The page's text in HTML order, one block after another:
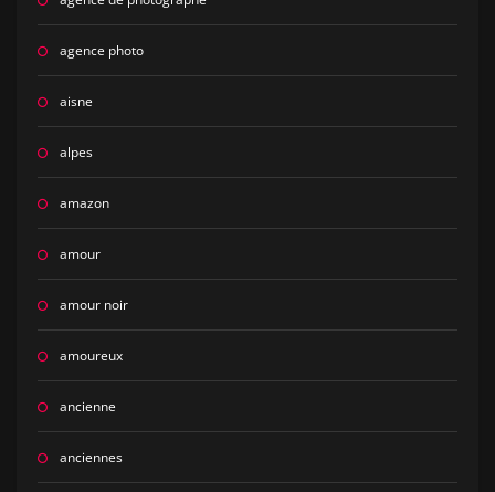
agence photo
aisne
alpes
amazon
amour
amour noir
amoureux
ancienne
anciennes